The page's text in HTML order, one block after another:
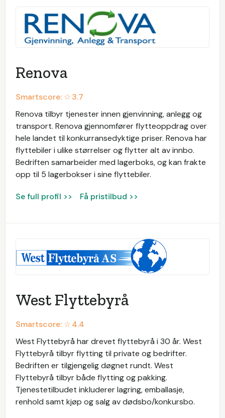
Renova
Smartscore: ☆3.7
Renova tilbyr tjenester innen gjenvinning, anlegg og
transport. Renova gjennomfører flytteoppdrag over
hele landet til konkurransedyktige priser. Renova har
flyttebiler i ulike størrelser og flytter alt av innbo.
Bedriften samarbeider med lagerboks, og kan frakte
opp til 5 lagerbokser i sine flyttebiler.
Se full profil >> Få pristilbud >>
West Flyttebyrå
Smartscore: ☆4.4
West Flyttebyrå har drevet flyttebyrå i 30 år. West
Flyttebyrå tilbyr flytting til private og bedrifter.
Bedriften er tilgjengelig døgnet rundt. West
Flyttebyrå tilbyr både flytting og pakking.
Tjenestetilbudet inkluderer lagring, emballasje,
renhold samt kjøp og salg av dødsbo/konkursbo.